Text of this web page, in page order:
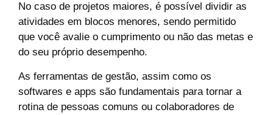
No caso de projetos maiores, é possível dividir as
atividades em blocos menores, sendo permitido
que você avalie o cumprimento ou não das metas e
do seu próprio desempenho.
As ferramentas de gestão, assim como os
softwares e apps são fundamentais para tornar a
rotina de pessoas comuns ou colaboradores de